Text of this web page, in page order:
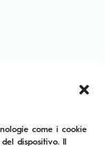
come i cookie
dispositivo. Il